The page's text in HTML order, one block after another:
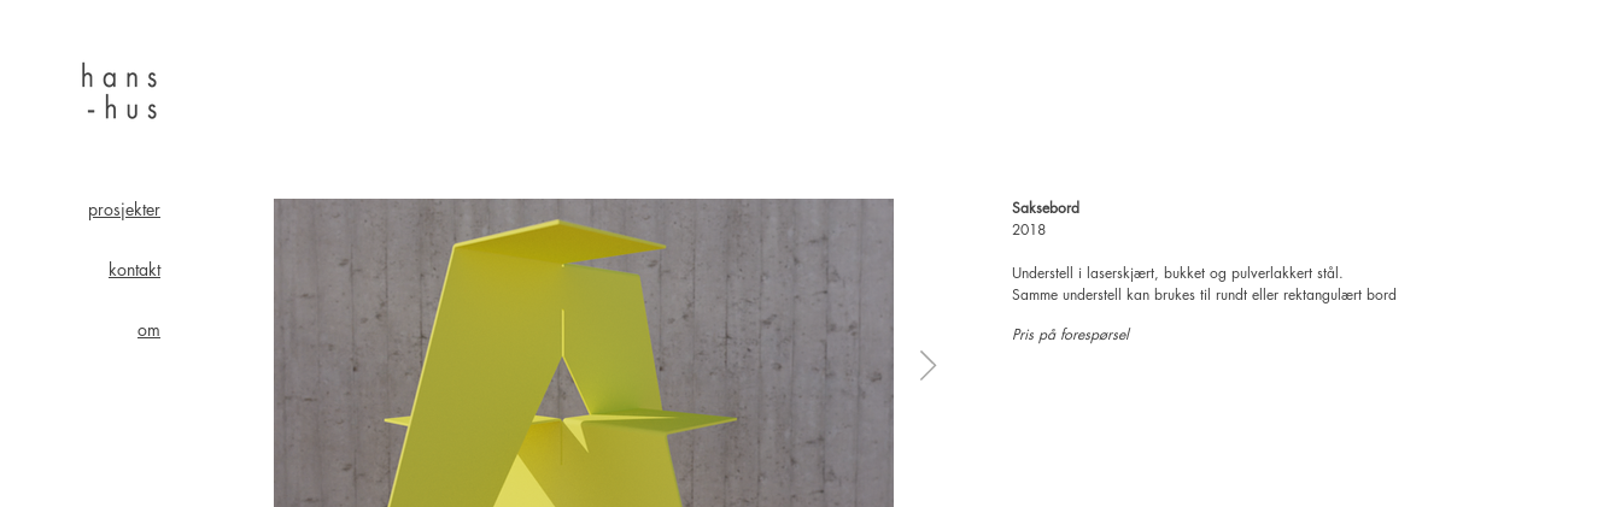
Saksebord
2018
Understell i laserskjært, bukket og pulverlakkert stål.
Samme understell kan brukes til rundt eller rektangulært bord
Pris på forespørsel
om
prosjekter
kontakt